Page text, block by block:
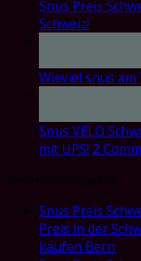
Snus Preis
Schweiz!
Wieviel snus am
Snus VELO
mit UPS! 2
Snus Preis
Preis in der
kaufen Bern